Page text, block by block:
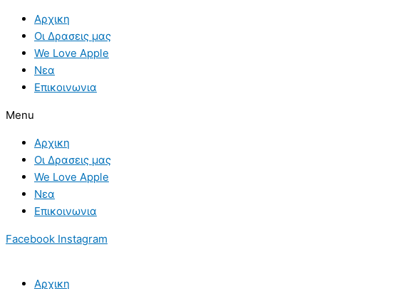
content
Αρχικη
Οι Δρασεις μας
We Love Apple
Νεα
Επικοινωνια
Menu
Αρχικη
Οι Δρασεις μας
We Love Apple
Νεα
Επικοινωνια
Facebook Instagram
Αρχικη